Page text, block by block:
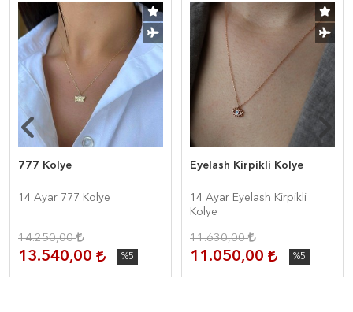
777 Kolye
14 Ayar 777 Kolye
14.250,00
13.540,00 %5
Eyelash Kirpikli Kolye
14 Ayar Eyelash Kirpikli
Kolye
11.630,00
11.050,00 %5